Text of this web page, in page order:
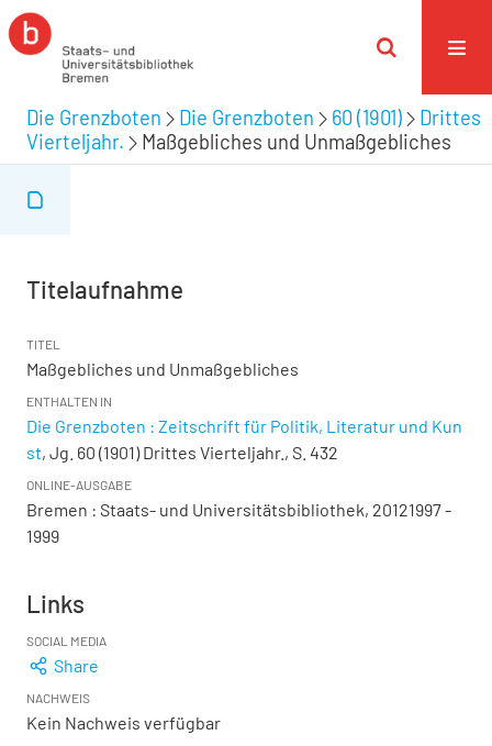
Die Grenzboten Die Grenzboten 60 (1901)
Drittes
Vierteljahr.
Maßgebliches und Unmaßgebliches
Titelaufnahme
TITEL
Maßgebliches und Unmaßgebliches
ENTHALTEN IN
Die Grenzboten : Zeitschrift für Politik, Literatur und Kun
st, Jg. 60 (1901) Drittes Vierteljahr., S. 432
ONLINE-AUSGABE
Bremen : Staats- und Universitätsbibliothek, 20121997 -
1999
Links
SOCIAL MEDIA
Share
NACHWEIS
Kein Nachweis verfügbar